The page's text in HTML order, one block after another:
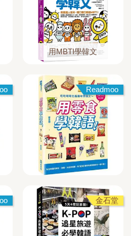
用MBTI學韓文
Readmoo
金石堂